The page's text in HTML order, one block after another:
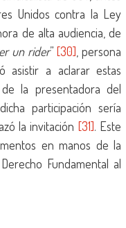
Unidos contra la Ley
de alta audiencia, de
un rider”[30] , persona
a aclarar estas
la presentadora del
participación sería
la invitación [31]. Este
en manos de la
Fundamental al